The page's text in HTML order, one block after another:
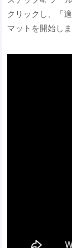
クリックし、「
マットを開始しま